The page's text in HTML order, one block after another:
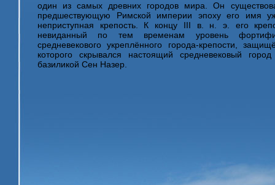
один из самых древних городов мира. Он
предшествующую Римской империи эпоху его имя
неприступная крепость. К концу III в. н. э. его
невиданный по тем временам уровень
средневекового укреплённого города-крепости,
которого скрывался настоящий средневековый
базиликой Сен Назер.